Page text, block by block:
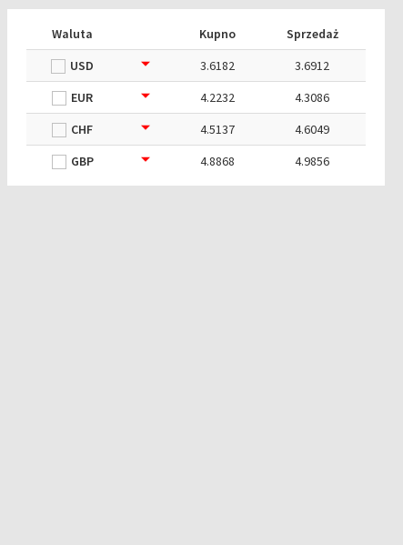
Waluta Kupno
Sprzedaż
USD
3.6182
3.6912
EUR
4.2232
4.3086
CHF
4.5137
4.6049
GBP
4.8868 4.9856